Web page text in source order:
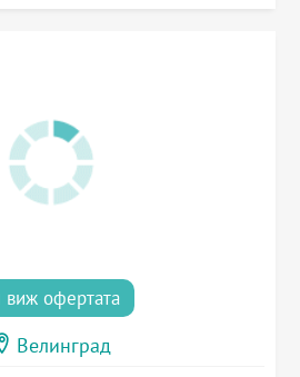
виж офертата
Велинград